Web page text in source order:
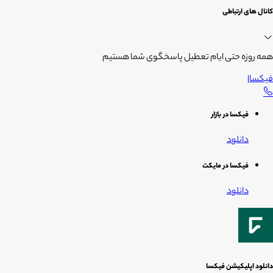
کانال های ارتباطی
همه روزه حتی ایام تعطیل پاسخگوی شما هستیم
فیکسا|
فیکسا در بازار
دانلود
فیکسا در مایکت
دانلود
دانلود اپلیکیشن فیکسا